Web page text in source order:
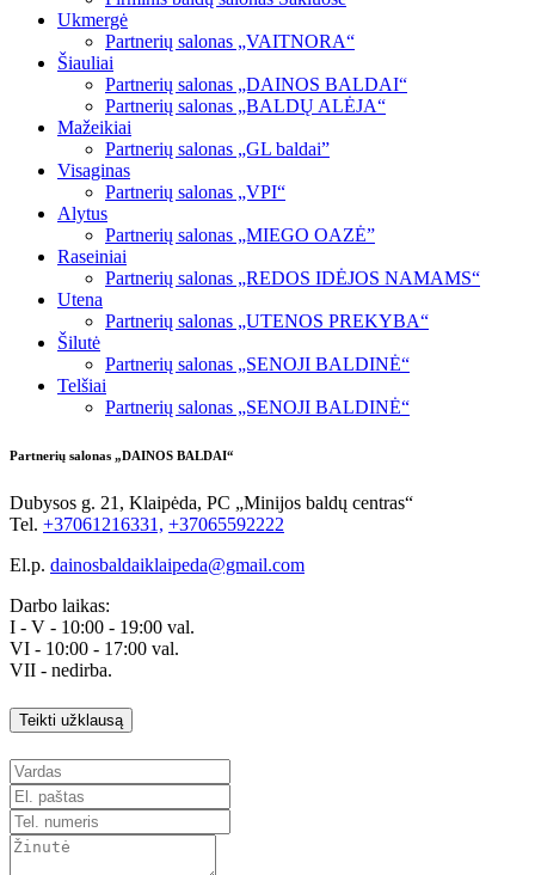
Ukmergė
Partnerių salonas „VAITNORA“
Šiauliai
Partnerių salonas „DAINOS BALDAI“
Partnerių salonas „BALDŲ ALĖJA“
Mažeikiai
Partnerių salonas „GL baldai”
Visaginas
Partnerių salonas „VPI“
Alytus
Partnerių salonas „MIEGO OAZĖ”
Raseiniai
Partnerių salonas „REDOS IDĖJOS NAMAMS“
Utena
Partnerių salonas „UTENOS PREKYBA“
Šilutė
Partnerių salonas „SENOJI BALDINĖ“
Telšiai
Partnerių salonas „SENOJI BALDINĖ“
Partnerių salonas „DAINOS BALDAI“
Dubysos g. 21, Klaipėda, PC „Minijos baldų centras“
Tel. +37061216331, +37065592222
El.p. dainosbaldaiklaipeda@gmail.com
Darbo laikas:
I - V - 10:00 - 19:00 val.
VI - 10:00 - 17:00 val.
VII - nedirba.
Teikti užklausą